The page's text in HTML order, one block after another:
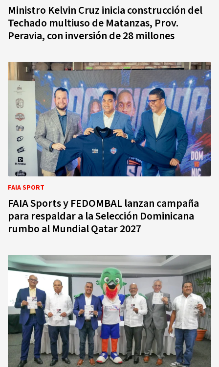
Ministro Kelvin Cruz inicia construcción del
Techado multiuso de Matanzas, Prov.
Peravia, con inversión de 28 millones
FAIA SPORT
FAIA Sports y FEDOMBAL lanzan campaña
para respaldar a la Selección Dominicana
rumbo al Mundial Qatar 2027